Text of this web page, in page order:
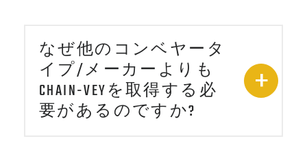
なぜ他のコンベヤータ
イプ/メーカーよりも
CHAIN-VEYを取得する必
要があるのですか?